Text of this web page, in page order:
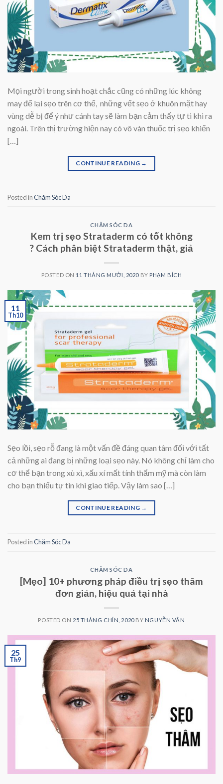
Mọi người trong sinh hoạt chắc cũng có những lúc không
may để lại sẹo trên cơ thể, những vết sẹo ở khuôn mặt hay
vùng dễ bị để ý như cánh tay sẽ làm bạn cảm thấy tự ti khi ra
ngoài. Trên thị trường hiện nay có vô vàn thuốc trị sẹo khiến
[…]
CONTINUE READING →
Posted inChăm Sóc Da
CHĂM SÓC DA
Kem trị sẹo Strataderm có tốt không
? Cách phân biệt Strataderm thật, giả
POSTED ON 11 THÁNG MƯỜI, 2020BY PHẠM BÍCH
11
Th10
Sẹo lồi, sẹo rỗ đang là một vấn đề đáng quan tâm đối với tất
cả những ai đang bị những loại sẹo này. Nó không chỉ làm cho
cơ thể bạn trong xù xì, xấu xí mất tính thẩm mỹ mà còn làm
cho bạn thiếu tự tin khi giao tiếp. Vậy làm sao […]
CONTINUE READING →
Posted inChăm Sóc Da
CHĂM SÓC DA
[Mẹo] 10+ phương pháp điều trị sẹo thâm
đơn giản, hiệu quả tại nhà
POSTED ON 25 THÁNG CHÍN, 2020BY NGUYỄN VÂN
25
Th9